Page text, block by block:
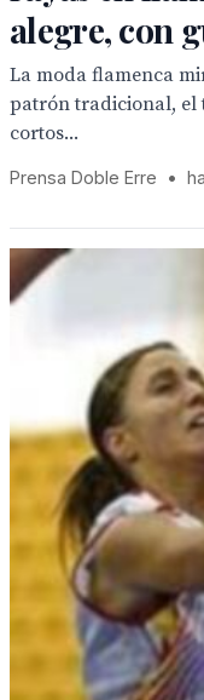
alegre, con
La moda flamenca
patrón tradicional, el
cortos...
Prensa Doble Erre •